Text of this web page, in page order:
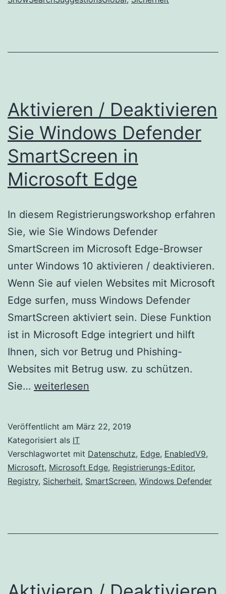
Aktivieren / Deaktivieren
Sie Windows Defender
SmartScreen in
Microsoft Edge
In diesem Registrierungsworkshop erfahren
Sie, wie Sie Windows Defender
SmartScreen im Microsoft Edge-Browser
unter Windows 10 aktivieren / deaktivieren.
Wenn Sie auf vielen Websites mit Microsoft
Edge surfen, muss Windows Defender
SmartScreen aktiviert sein. Diese Funktion
ist in Microsoft Edge integriert und hilft
Ihnen, sich vor Betrug und Phishing-
Websites mit Betrug usw. zu schützen.
Sie… Aktivieren
Sie
Windows
Defender
SmartScreen
weiterlesen
Veröffentlicht am März 22, 2019
Kategorisiert als IT
Verschlagwortet mit Datenschutz, Edge, EnabledV9,
Microsoft, Microsoft Edge, Registrierungs-Editor,
Registry, Sicherheit, SmartScreen, Windows Defender